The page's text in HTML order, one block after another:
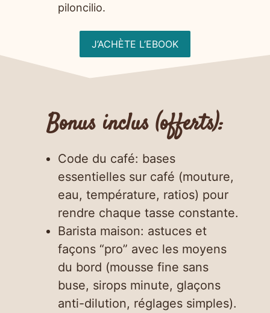
piloncilio.
J’ACHÈTE L’EBOOK
Bonus inclus (offerts):
Code du café: bases
essentielles sur café (mouture,
eau, température, ratios) pour
rendre chaque tasse constante.
Barista maison: astuces et
façons “pro” avec les moyens
du bord (mousse fine sans
buse, sirops minute, glaçons
anti-dilution, réglages simples).